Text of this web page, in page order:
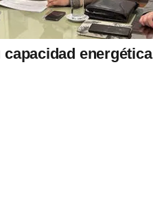
energética